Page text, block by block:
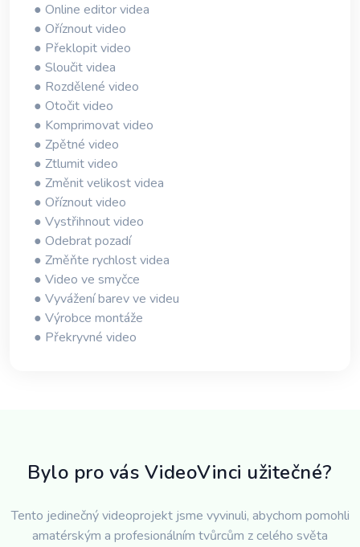
● Online editor videa
● Oříznout video
● Překlopit video
● Sloučit videa
● Rozdělené video
● Otočit video
● Komprimovat video
● Zpětné video
● Ztlumit video
● Změnit velikost videa
● Oříznout video
● Vystřihnout video
● Odebrat pozadí
● Změňte rychlost videa
● Video ve smyčce
● Vyvážení barev ve videu
● Výrobce montáže
● Překryvné video
Bylo pro vás VideoVinci užitečné?
Tento jedinečný videoprojekt jsme vyvinuli, abychom pomohli
amatérským a profesionálním tvůrcům z celého světa